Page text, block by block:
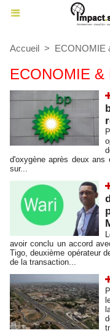
Accueil > ECONOMIE
ECONOMIE &
d'oxygène après deux
sur...
avoir conclu un accord
Tigo, deuxième opérateur
de la transaction...